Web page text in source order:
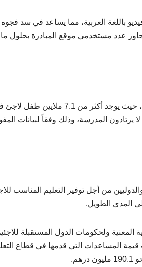
باللغة العربية، مما يساعد في سد فجوه
عدد مستخدمي موقع المبادرة بحلول
ويعتبر اللاجئون في العالم الفئة الأكثر معاناة على صعيد الحرمان من فرص التعليم، حيث يوجد أكثر من 7.1
«أي أكثر من النصف» لا يرتادون المدرسة، وذلك وفقاً لبيانات
من أجل توفير التعليم المناسب
المدى الطويل.
المعنية ولحكومات الدول المستقبلة
المساعدات التي قدمها في قطاع